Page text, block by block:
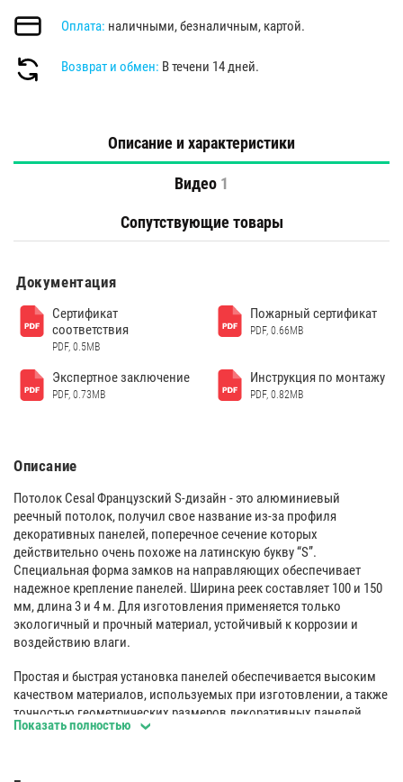
Оплата: наличными, безналичным, картой.
Возврат и обмен: В течени 14 дней.
Описание и характеристики
Видео 1
Сопутствующие товары
Документация
Сертификат
соответствия
PDF, 0.5MB
Пожарный сертификат
PDF, 0.66MB
Экспертное заключение
PDF, 0.73MB
Инструкция по монтажу
PDF, 0.82MB
Описание
Потолок Cesal Французский S-дизайн - это алюминиевый
реечный потолок, получил свое название из-за профиля
декоративных панелей, поперечное сечение которых
действительно очень похоже на латинскую букву “S”.
Специальная форма замков на направляющих обеспечивает
надежное крепление панелей. Ширина реек составляет 100 и 150
мм, длина 3 и 4 м. Для изготовления применяется только
экологичный и прочный материал, устойчивый к коррозии и
воздействию влаги.
Простая и быстрая установка панелей обеспечивается высоким
качеством материалов, используемых при изготовлении, а также
точностью геометрических размеров декоративных панелей.
Высококачественная окраска позволяет мыть панели любыми
Показать полностью